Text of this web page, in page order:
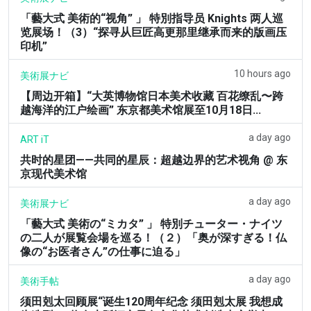
「藝大式 美術的“视角” 」 特別指导员 Knights 两人巡
览展场！（3）“探寻从巨匠高更那里继承而来的版画压
印机”
美術展ナビ 10 hours ago
【周边开箱】“大英博物馆日本美术收藏 百花缭乱〜跨
越海洋的江户绘画” 东京都美术馆展至10月18日...
ART iT a day ago
共时的星团——共同的星辰：超越边界的艺术视角 @ 东
京现代美术馆
美術展ナビ a day ago
「藝大式 美術の“ミカタ” 」 特別チューター・ナイツ
の二人が展覧会場を巡る！（２）「奥が深すぎる！仏
像の“お医者さん”の仕事に迫る」
美術手帖 a day ago
须田剋太回顾展“诞生120周年纪念 须田剋太展 我想成